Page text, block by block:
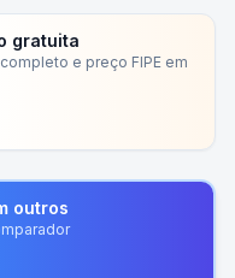
gratuita
e preço FIPE em
outros